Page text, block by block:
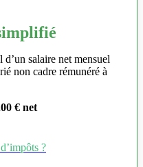
salaire net mensuel
non cadre rémunéré à
€ net
?